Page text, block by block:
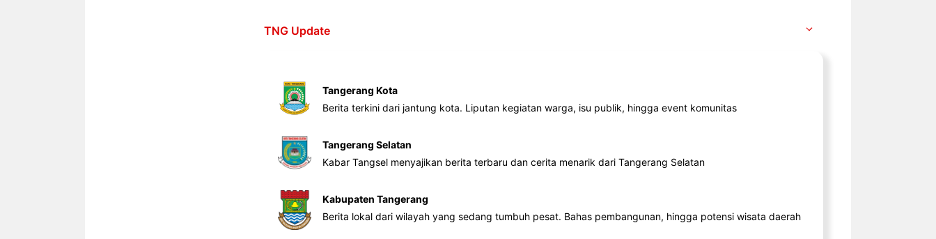
TNG Update
Tangerang Kota
Berita terkini dari jantung kota. Liputan kegiatan warga, isu publik, hingga event komunitas
Tangerang Selatan
Kabar Tangsel menyajikan berita terbaru dan cerita menarik dari Tangerang Selatan
Kabupaten Tangerang
Berita lokal dari wilayah yang sedang tumbuh pesat. Bahas pembangunan, hingga potensi wisata daerah